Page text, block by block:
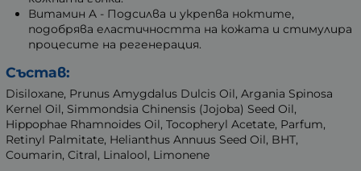
Витамин A - Подсилва и укрепва ноктите,
подобрява еластичността на кожата и стимулира
процесите на регенерация.
Състав:
Disiloxane, Prunus Amygdalus Dulcis Oil, Argania Spinosa
Kernel Oil, Simmondsia Chinensis (Jojoba) Seed Oil,
Hippophae Rhamnoides Oil, Tocopheryl Acetate, Parfum,
Retinyl Palmitate, Helianthus Annuus Seed Oil, BHT,
Coumarin, Citral, Linalool, Limonene